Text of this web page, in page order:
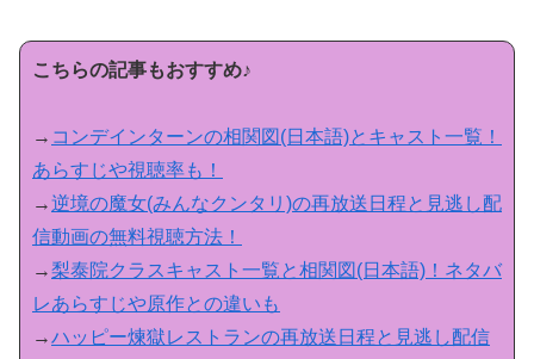
こちらの記事もおすすめ♪
→ コンデインターンの相関図(日本語)とキャスト一覧！
あらすじや視聴率も！
→逆境の魔女(みんなクンタリ)の再放送日程と見逃し配
信動画の無料視聴方法！
→梨泰院クラスキャスト一覧と相関図(日本語)！ネタバ
レあらすじや原作との違いも
→ハッピー煉獄レストランの再放送日程と見逃し配信